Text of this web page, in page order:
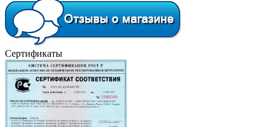
Сертификаты